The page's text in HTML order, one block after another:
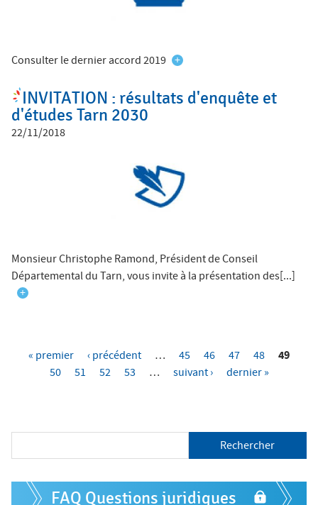
Consulter le dernier accord 2019 +
INVITATION : résultats d'enquête et
d'études Tarn 2030
22/11/2018
Monsieur Christophe Ramond, Président de Conseil
Départemental du Tarn, vous invite à la présentation des[...]
+
e
s
« premier ‹ précédent … 45 46 47 48 49
50 51 52 53 … suivant › dernier »
F
h
FAQ Questions juridiques